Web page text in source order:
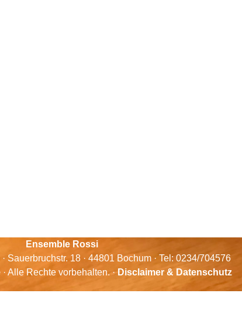
Ensemble Rossi
Sauerbruchstr. 18 · 44801 Bochum · Tel: 0234/704576
· Alle Rechte vorbehalten. · Disclaimer & Datenschutz